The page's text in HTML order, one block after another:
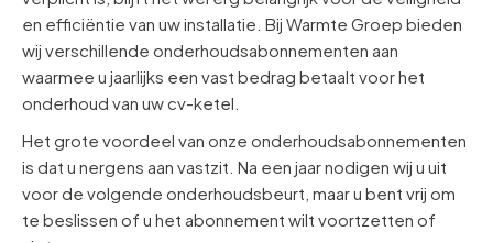
en efficiëntie van uw installatie. Bij Warmte Groep bieden
wij verschillende onderhoudsabonnementen aan
waarmee u jaarlijks een vast bedrag betaalt voor het
onderhoud van uw cv-ketel.
Het grote voordeel van onze onderhoudsabonnementen
is dat u nergens aan vastzit. Na een jaar nodigen wij u uit
voor de volgende onderhoudsbeurt, maar u bent vrij om
te beslissen of u het abonnement wilt voortzetten of